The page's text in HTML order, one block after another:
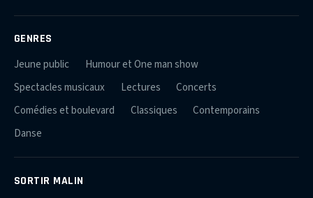
GENRES
Jeune public
Humour et One man show
Spectacles musicaux
Lectures
Concerts
Comédies et boulevard
Classiques
Contemporains
Danse
SORTIR MALIN